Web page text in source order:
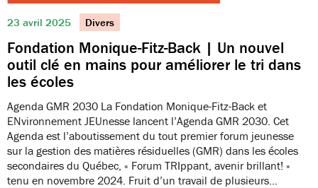
23 avril 2025 Divers
Fondation Monique-Fitz-Back | Un nouvel
outil clé en mains pour améliorer le tri dans
les écoles
Agenda GMR 2030 La Fondation Monique-Fitz-Back et
ENvironnement JEUnesse lancent l’Agenda GMR 2030. Cet
Agenda est l’aboutissement du tout premier forum jeunesse
sur la gestion des matières résiduelles (GMR) dans les écoles
secondaires du Québec, « Forum TRIppant, avenir brillant! »
tenu en novembre 2024. Fruit d’un travail de plusieurs…